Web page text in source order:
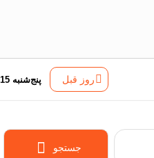
روز قبل پنج‌شنبه 15 مرداد
جستجو